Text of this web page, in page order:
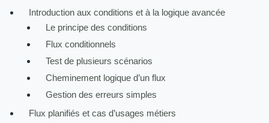
Introduction aux conditions et à la logique avancée
Le principe des conditions
Flux conditionnels
Test de plusieurs scénarios
Cheminement logique d’un flux
Gestion des erreurs simples
Flux planifiés et cas d’usages métiers